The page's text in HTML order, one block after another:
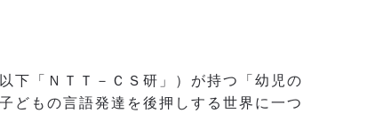
下「ＮＴＴ－ＣＳ研」）が持つ「幼児の
どもの言語発達を後押しする世界に一つ